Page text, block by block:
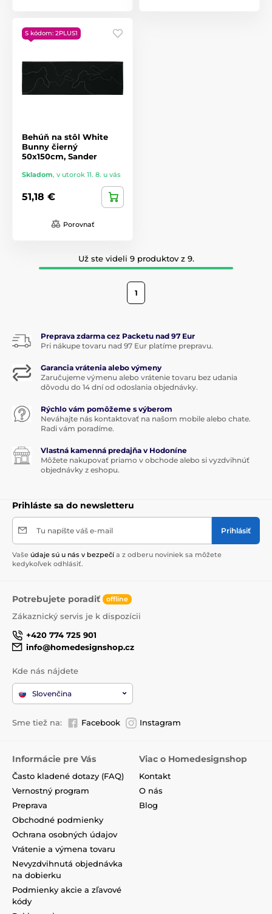
S kódom: 2PLUS1
Behúň na stôl White
Bunny čierný
50x150cm, Sander
Skladom, v utorok 11. 8. u vás
51,18 €
Porovnať
Už ste videli 9 produktov z 9.
1
Preprava zdarma cez Packetu nad 97 Eur
Pri nákupe tovaru nad 97 Eur platíme prepravu.
Garancia vrátenia alebo výmeny
Zaručujeme výmenu alebo vrátenie tovaru bez udania
dôvodu do 14 dní od odoslania objednávky.
Rýchlo vám pomôžeme s výberom
Neváhajte nás kontaktovať na našom mobile alebo chate.
Radi vám poradíme.
Vlastná kamenná predajňa v Hodoníne
Môžete nakupovať priamo v obchode alebo si vyzdvihnúť
objednávky z eshopu.
Prihláste sa do newsletteru
Tu napíšte váš e-mail Prihlásiť
Vaše údaje sú u nás v bezpečí a z odberu noviniek sa môžete
kedykoľvek odhlásiť.
Potrebujete poradiť offline
Zákaznický servis je k dispozícii
+420 774 725 901
info@homedesignshop.cz
Kde nás nájdete
Slovenčina
Sme tiež na: Facebook Instagram
Informácie pre Vás
Často kladené dotazy (FAQ)
Vernostný program
Preprava
Obchodné podmienky
Ochrana osobných údajov
Vrátenie a výmena tovaru
Nevyzdvihnutá objednávka
na dobierku
Podmienky akcie a zľavové
kódy
Viac o Homedesignshop
Kontakt
O nás
Blog